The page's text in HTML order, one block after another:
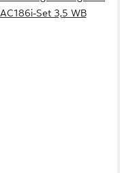
AC186i-Set 3,5 WB